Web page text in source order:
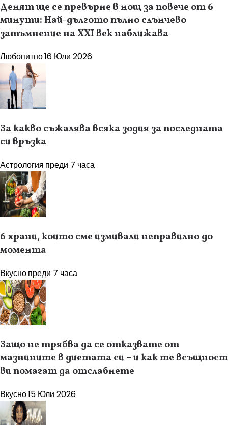
Денят ще се превърне в нощ за повече от 6
минути: Най-дългото пълно слънчево
затъмнение на XXI век наближава
Любопитно16 Юли 2026
За какво съжалява всяка зодия за последната
си връзка
Астрология преди 7 часа
6 храни, които сме измивали неправилно до
момента
Вкуснопреди 7 часа
Защо не трябва да се отказвате от
мазнините в диетата си – и как те всъщност
ви помагат да отслабнете
Вкусно15 Юли 2026